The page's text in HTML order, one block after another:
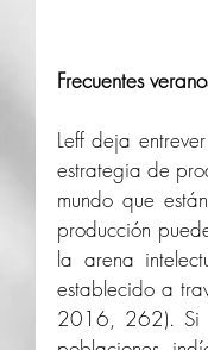
Frecuentes
Leff deja
estrategia de
mundo que
producción
la arena
establecido a
2016, 262). Si